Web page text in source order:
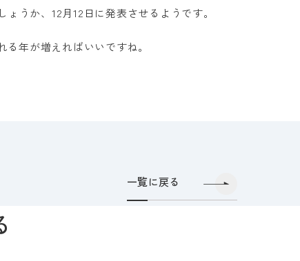
うか、12月12日に発表させるようです。
年が増えればいいですね。
一覧に戻る